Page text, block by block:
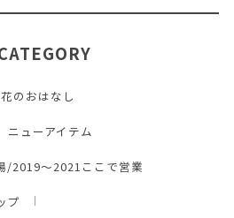
花のおはなし
ニューアイテム
/2019～2021ここで営業
プ